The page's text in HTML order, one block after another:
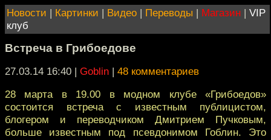
Новости | Картинки | Видео | Переводы | Магазин | VIP
клуб
Встреча в Грибоедове
27.03.14 16:40 | Goblin | 48 комментариев
28 марта в 19.00 в модном клубе «Грибоедов»
состоится встреча с известным публицистом,
блогером и переводчиком Дмитрием Пучковым,
больше известным под псевдонимом Гоблин. Это